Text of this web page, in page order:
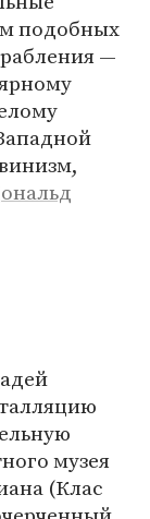
подобных
—
музея
(Клас